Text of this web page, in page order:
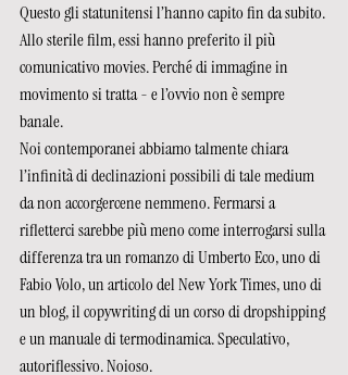
Questo gli statunitensi l’hanno capito fin da subito.
Allo sterile film, essi hanno preferito il più
comunicativo movies. Perché di immagine in
movimento si tratta - e l’ovvio non è sempre
banale.
Noi contemporanei abbiamo talmente chiara
l’infinità di declinazioni possibili di tale medium
da non accorgercene nemmeno. Fermarsi a
rifletterci sarebbe più meno come interrogarsi sulla
differenza tra un romanzo di Umberto Eco, uno di
Fabio Volo, un articolo del New York Times, uno di
un blog, il copywriting di un corso di dropshipping
e un manuale di termodinamica. Speculativo,
autoriflessivo. Noioso.